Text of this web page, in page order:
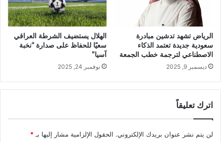
الرياض تشهد تدشين مبادرة
سعودية جديدة تعتمد الذكاء
الاصطناعي لترجمة خطب الجمعة
ديسمبر 9, 2025
الهلال يستضيف الشرطة العراقي
سعيًا للحفاظ على صدارة “نخبة
آسيا”
نوفمبر 24, 2025
اترك تعليقاً
لن يتم نشر عنوان بريدك الإلكتروني. الحقول الإلزامية مشار إليها بـ*